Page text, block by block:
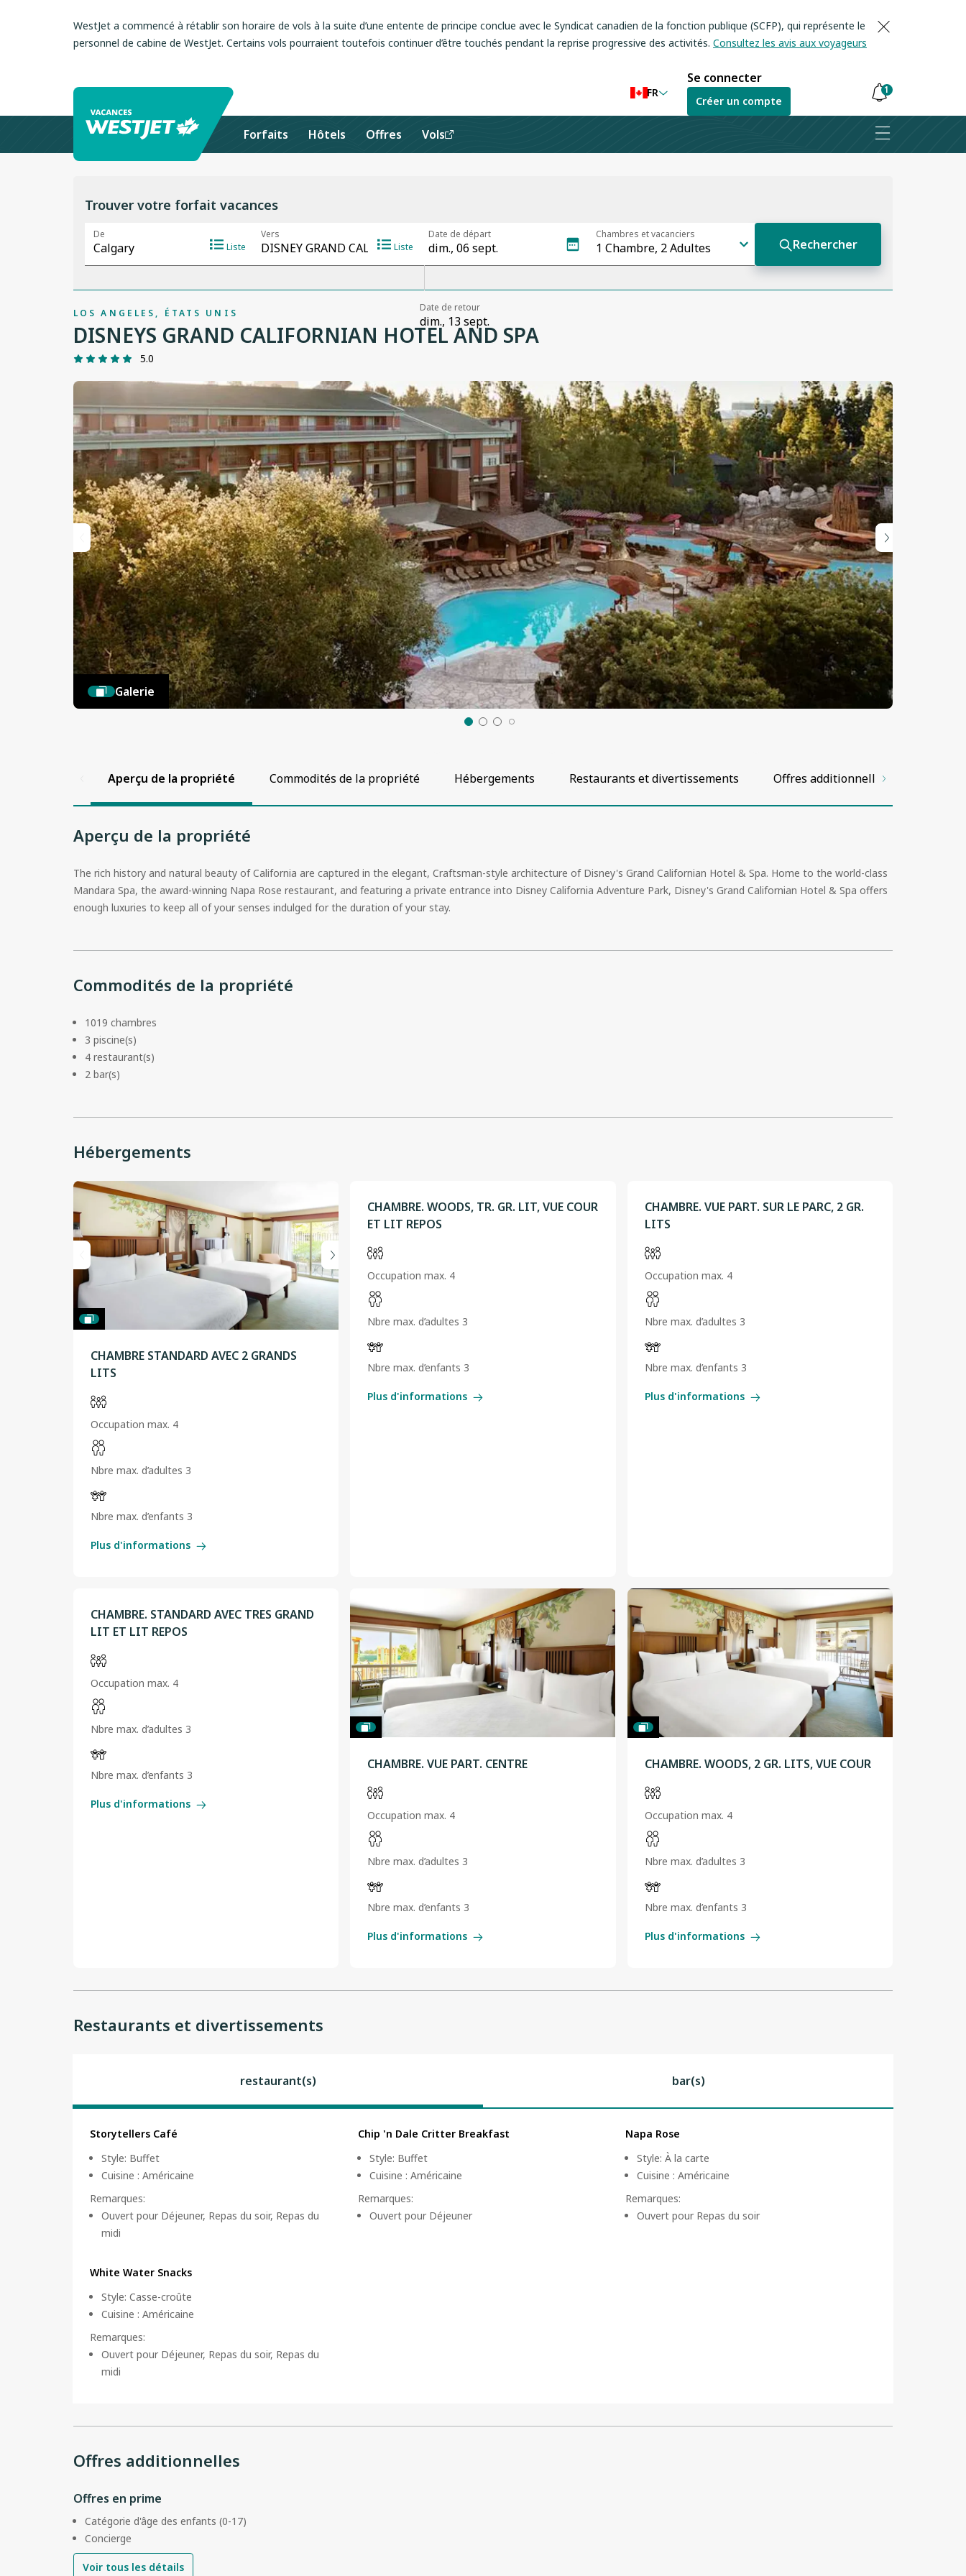
WestJet a commencé à rétablir son horaire de vols à la suite d’une entente de principe conclue avec le Syndicat canadien de la fonction publique (SCFP), qui représente le
personnel de cabine de WestJet. Certains vols pourraient toutefois continuer d’être touchés pendant la reprise progressive des activités. Consultez les avis aux voyageurs
FR
Se connecter
Créer un compte
1
Les
notifications
Forfaits Hôtels Offres Vols
Trouver votre forfait vacances
LOS ANGELES, ÉTATS UNIS
DISNEYS GRAND CALIFORNIAN HOTEL AND SPA
5.0
Galerie
Aperçu de la propriété Commodités de la propriété Hébergements Restaurants et divertissements Offres additionnelles
Aperçu de la propriété
The rich history and natural beauty of California are captured in the elegant, Craftsman-style architecture of Disney's Grand Californian Hotel & Spa. Home to the world-class
Mandara Spa, the award-winning Napa Rose restaurant, and featuring a private entrance into Disney California Adventure Park, Disney's Grand Californian Hotel & Spa offers
enough luxuries to keep all of your senses indulged for the duration of your stay.
Commodités de la propriété
1019 chambres
3 piscine(s)
4 restaurant(s)
2 bar(s)
Hébergements
CHAMBRE STANDARD AVEC 2 GRANDS
LITS
Occupation max. 4
Nbre max. d’adultes 3
Nbre max. d’enfants 3
Plus d'informations
CHAMBRE. WOODS, TR. GR. LIT, VUE COUR
ET LIT REPOS
Occupation max. 4
Nbre max. d’adultes 3
Nbre max. d’enfants 3
Plus d'informations
CHAMBRE. VUE PART. SUR LE PARC, 2 GR.
LITS
Occupation max. 4
Nbre max. d’adultes 3
Nbre max. d’enfants 3
Plus d'informations
CHAMBRE. STANDARD AVEC TRES GRAND
LIT ET LIT REPOS
Occupation max. 4
Nbre max. d’adultes 3
Nbre max. d’enfants 3
Plus d'informations
CHAMBRE. VUE PART. CENTRE
Occupation max. 4
Nbre max. d’adultes 3
Nbre max. d’enfants 3
Plus d'informations
CHAMBRE. WOODS, 2 GR. LITS, VUE COUR
Occupation max. 4
Nbre max. d’adultes 3
Nbre max. d’enfants 3
Plus d'informations
Restaurants et divertissements
restaurant(s) bar(s)
Storytellers Café
Style: Buffet
Cuisine : Américaine
Remarques:
Ouvert pour Déjeuner, Repas du soir, Repas du
midi
Chip 'n Dale Critter Breakfast
Style: Buffet
Cuisine : Américaine
Remarques:
Ouvert pour Déjeuner
Napa Rose
Style:À la carte
Cuisine :Américaine
Remarques:
Ouvert pour Repas du soir
White Water Snacks
Style: Casse-croûte
Cuisine : Américaine
Remarques:
Ouvert pour Déjeuner, Repas du soir, Repas du
midi
Offres additionnelles
Offres en prime
Catégorie d'âge des enfants (0-17)
Concierge
Voir tous les détails